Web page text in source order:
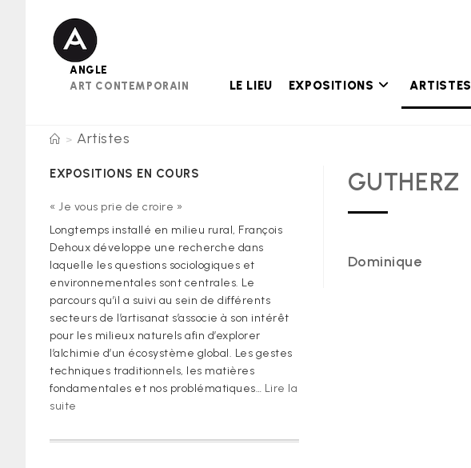
ANGLE
ART CONTEMPORAIN
LE LIEU EXPOSITIONS ARTISTES
> Artistes
GUTHERZ
Dominique
EXPOSITIONS EN COURS
« Je vous prie de croire »
Longtemps installé en milieu rural, François
Dehoux développe une recherche dans
laquelle les questions sociologiques et
environnementales sont centrales. Le
parcours qu’il a suivi au sein de différents
secteurs de l’artisanat s’associe à son intérêt
pour les milieux naturels afin d’explorer
l’alchimie d’un écosystème global. Les gestes
techniques traditionnels, les matières
fondamentales et nos problématiques… Lire la
suite
vous